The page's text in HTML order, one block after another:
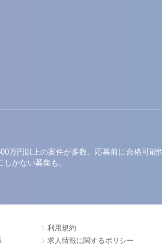
万円以上の案件が多数。応募前に合格可
かない募集も。
利用規約
求人情報に関するポリシー